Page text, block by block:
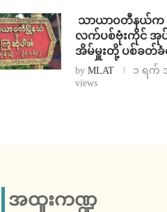
သာယာဝတီနယ်က
လက်ပစ်ဗုံးကိုင် အုပ်ခ
အိမ်မှူးတို့ ပစ်ခတ်ခံ
byMLAT ၁ ရက်
views
အထူးကဏ္ဍ